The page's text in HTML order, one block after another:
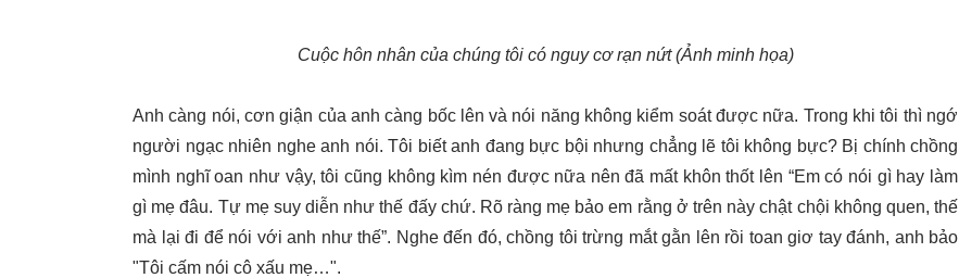
Cuộc hôn nhân của chúng tôi có nguy cơ rạn nứt (Ảnh minh họa)
Anh càng nói, cơn giận của anh càng bốc lên và nói năng không kiểm soát được nữa. Trong khi tôi thì ngớ
người ngạc nhiên nghe anh nói. Tôi biết anh đang bực bội nhưng chẳng lẽ tôi không bực? Bị chính chồng
mình nghĩ oan như vậy, tôi cũng không kìm nén được nữa nên đã mất khôn thốt lên “Em có nói gì hay làm
gì mẹ đâu. Tự mẹ suy diễn như thế đấy chứ. Rõ ràng mẹ bảo em rằng ở trên này chật chội không quen, thế
mà lại đi để nói với anh như thế”. Nghe đến đó, chồng tôi trừng mắt gằn lên rồi toan giơ tay đánh, anh bảo
"Tôi cấm nói cô xấu mẹ…".